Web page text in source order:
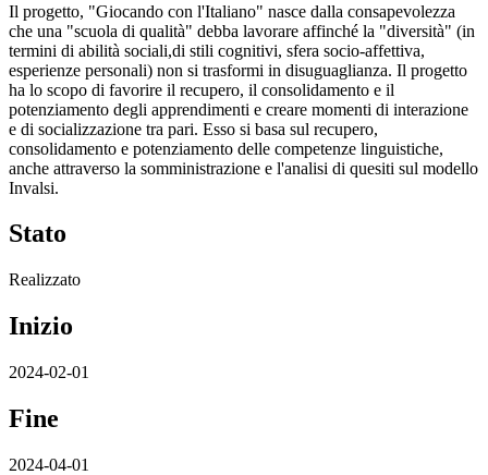
Il progetto, "Giocando con l'Italiano" nasce dalla consapevolezza
che una "scuola di qualità" debba lavorare affinché la "diversità" (in
termini di abilità sociali,di stili cognitivi, sfera socio-affettiva,
esperienze personali) non si trasformi in disuguaglianza. Il progetto
ha lo scopo di favorire il recupero, il consolidamento e il
potenziamento degli apprendimenti e creare momenti di interazione
e di socializzazione tra pari. Esso si basa sul recupero,
consolidamento e potenziamento delle competenze linguistiche,
anche attraverso la somministrazione e l'analisi di quesiti sul modello
Invalsi.
Stato
Realizzato
Inizio
2024-02-01
Fine
2024-04-01